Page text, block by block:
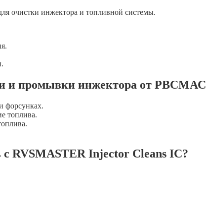
очистки инжектора и топливной системы.
и промывки инжектора от
форсунках.
топлива.
RVSMASTER Injector Cleans IC?